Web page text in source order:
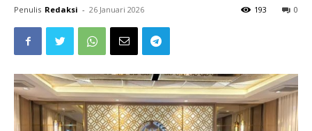
Penulis Redaksi - 26 Januari 2026 0
193